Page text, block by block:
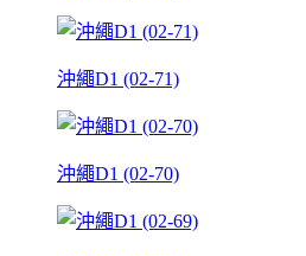
沖繩D1 (02-71)
沖繩D1 (02-70)